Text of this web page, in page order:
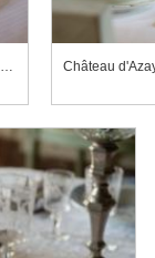
Château d'Azay-le-Rideau, salle à manger, coupe à fruits